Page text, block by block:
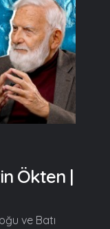
Ökten |
ve Batı